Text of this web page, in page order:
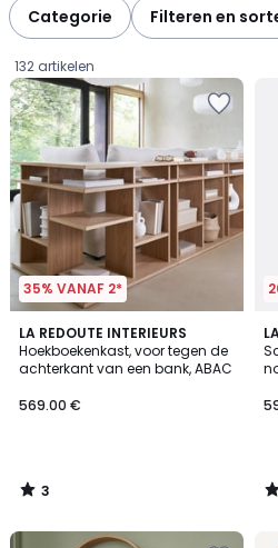
Categorie Filteren en
132 artikelen
35% VANAF 2*
LA REDOUTE INTERIEURS
Hoekboekenkast, voor tegen de
achterkant van een bank, ABAC
€.
569.00 €
3
/
5
3
/
5
/
/